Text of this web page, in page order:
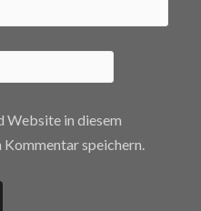
Website in diesem
speichern.